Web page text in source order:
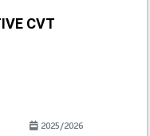
CVT
2025/2026